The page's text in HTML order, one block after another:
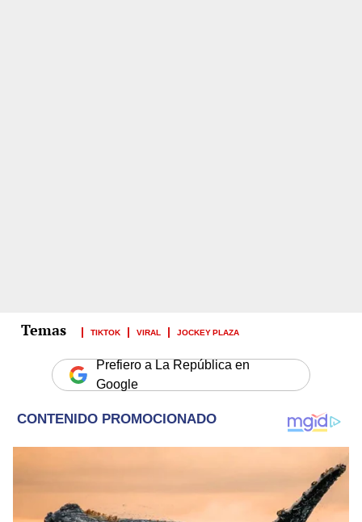
TIKTOK VIRAL JOCKEY PLAZA
Prefiero a La República en
Google